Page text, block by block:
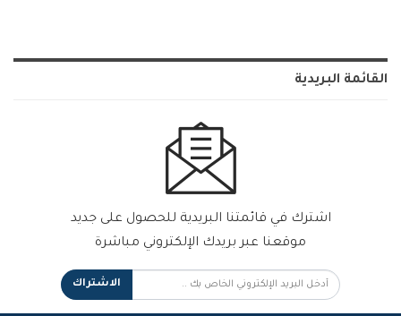
القائمة البريدية
اشترك في قائمتنا البريدية للحصول على جديد
موقعنا عبر بريدك الإلكتروني مباشرة
الاشتراك